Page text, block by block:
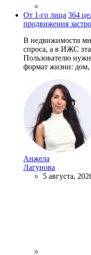
От 1-го лица 364
продвижения
В недвижимости
спроса, а в ИЖС
Пользователю
формат жизни:
Анжела
Лагунова
5 августа,